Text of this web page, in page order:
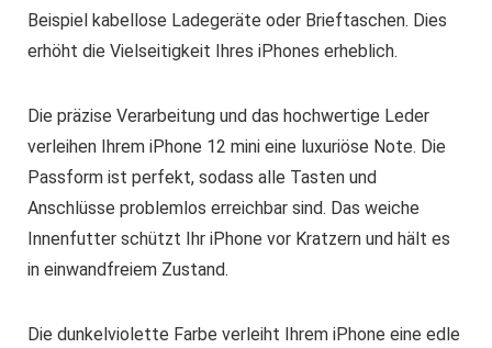
Beispiel kabellose Ladegeräte oder Brieftaschen. Dies
erhöht die Vielseitigkeit Ihres iPhones erheblich.
Die präzise Verarbeitung und das hochwertige Leder
verleihen Ihrem iPhone 12 mini eine luxuriöse Note. Die
Passform ist perfekt, sodass alle Tasten und
Anschlüsse problemlos erreichbar sind. Das weiche
Innenfutter schützt Ihr iPhone vor Kratzern und hält es
in einwandfreiem Zustand.
Die dunkelviolette Farbe verleiht Ihrem iPhone eine edle